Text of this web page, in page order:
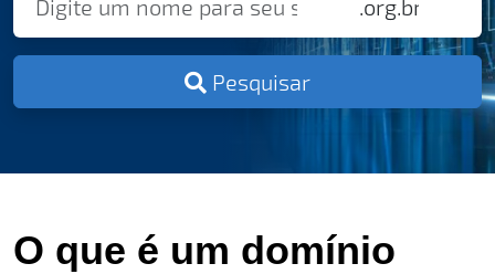
Pesquisar
O que é um domínio